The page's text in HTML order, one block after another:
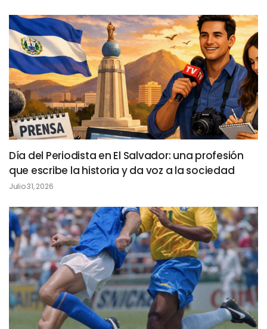
Día del Periodista en El Salvador: una profesión
que escribe la historia y da voz a la sociedad
Julio 31, 2026